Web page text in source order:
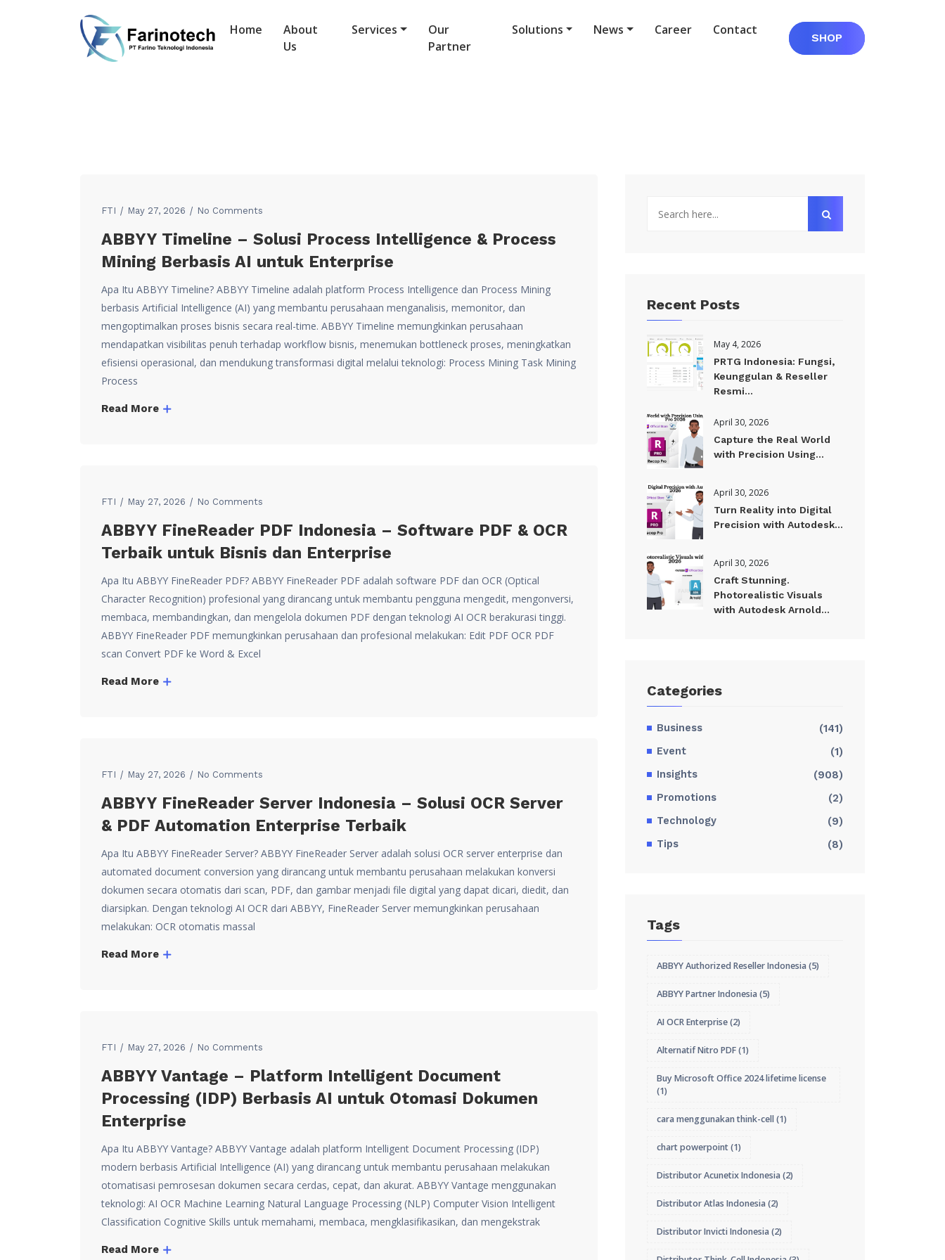
Home
About
Us
Services
Our
Partner
Solutions News Career Contact SHOP
FTI May 27, 2026 No Comments
ABBYY Timeline – Solusi Process Intelligence & Process
Mining Berbasis AI untuk Enterprise
Apa Itu ABBYY Timeline? ABBYY Timeline adalah platform Process Intelligence dan Process Mining
berbasis Artificial Intelligence (AI) yang membantu perusahaan menganalisis, memonitor, dan
mengoptimalkan proses bisnis secara real-time. ABBYY Timeline memungkinkan perusahaan
mendapatkan visibilitas penuh terhadap workflow bisnis, menemukan bottleneck proses, meningkatkan
efisiensi operasional, dan mendukung transformasi digital melalui teknologi: Process Mining Task Mining
Process
Read More
FTI May 27, 2026 No Comments
ABBYY FineReader PDF Indonesia – Software PDF & OCR
Terbaik untuk Bisnis dan Enterprise
Apa Itu ABBYY FineReader PDF? ABBYY FineReader PDF adalah software PDF dan OCR (Optical
Character Recognition) profesional yang dirancang untuk membantu pengguna mengedit, mengonversi,
membaca, membandingkan, dan mengelola dokumen PDF dengan teknologi AI OCR berakurasi tinggi.
ABBYY FineReader PDF memungkinkan perusahaan dan profesional melakukan: Edit PDF OCR PDF
scan Convert PDF ke Word & Excel
Read More
FTI May 27, 2026 No Comments
ABBYY FineReader Server Indonesia – Solusi OCR Server
& PDF Automation Enterprise Terbaik
Apa Itu ABBYY FineReader Server? ABBYY FineReader Server adalah solusi OCR server enterprise dan
automated document conversion yang dirancang untuk membantu perusahaan melakukan konversi
dokumen secara otomatis dari scan, PDF, dan gambar menjadi file digital yang dapat dicari, diedit, dan
diarsipkan. Dengan teknologi AI OCR dari ABBYY, FineReader Server memungkinkan perusahaan
melakukan: OCR otomatis massal
Read More
FTI May 27, 2026 No Comments
ABBYY Vantage – Platform Intelligent Document
Processing (IDP) Berbasis AI untuk Otomasi Dokumen
Enterprise
Apa Itu ABBYY Vantage? ABBYY Vantage adalah platform Intelligent Document Processing (IDP)
modern berbasis Artificial Intelligence (AI) yang dirancang untuk membantu perusahaan melakukan
otomatisasi pemrosesan dokumen secara cerdas, cepat, dan akurat. ABBYY Vantage menggunakan
teknologi: AI OCR Machine Learning Natural Language Processing (NLP) Computer Vision Intelligent
Classification Cognitive Skills untuk memahami, membaca, mengklasifikasikan, dan mengekstrak
Read More
Recent Posts
May 4, 2026
PRTG Indonesia: Fungsi,
Keunggulan & Reseller
Resmi...
April 30, 2026
Capture the Real World
with Precision Using...
April 30, 2026
Turn Reality into Digital
Precision with Autodesk...
April 30, 2026
Craft Stunning.
Photorealistic Visuals
with Autodesk Arnold...
Categories
Business (141)
Event (1)
Insights (908)
Promotions (2)
Technology (9)
Tips (8)
Tags
ABBYY Authorized Reseller Indonesia (5)
ABBYY Partner Indonesia (5)
AI OCR Enterprise(2)
Alternatif Nitro PDF(1)
Buy Microsoft Office 2024 lifetime license
(1)
cara menggunakan think-cell(1)
chart powerpoint(1)
Distributor Acunetix Indonesia (2)
Distributor Atlas Indonesia (2)
Distributor Invicti Indonesia (2)